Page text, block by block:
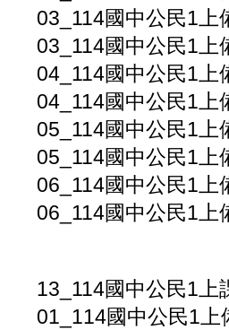
03_114國中公民1上
03_114國中公民1上
04_114國中公民1上
04_114國中公民1上
05_114國中公民1上
05_114國中公民1上
06_114國中公民1上
06_114國中公民1上
13_114國中公民1上
01_114國中公民1